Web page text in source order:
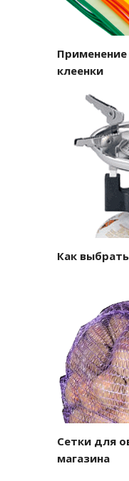
клеенки
Как
Сетки для
магазина